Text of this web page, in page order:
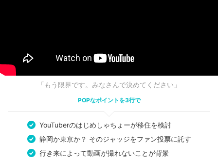
「もう限界です。みなさんで決めてください」
POPなポイントを3行で
YouTuberのはじめしゃちょーが移住を検討
静岡か東京か？ そのジャッジをファン投票に託す
行き来によって動画が撮れないことが背景